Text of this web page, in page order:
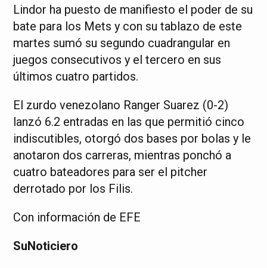
Lindor ha puesto de manifiesto el poder de su
bate para los Mets y con su tablazo de este
martes sumó su segundo cuadrangular en
juegos consecutivos y el tercero en sus
últimos cuatro partidos.
El zurdo venezolano Ranger Suarez (0-2)
lanzó 6.2 entradas en las que permitió cinco
indiscutibles, otorgó dos bases por bolas y le
anotaron dos carreras, mientras ponchó a
cuatro bateadores para ser el pitcher
derrotado por los Filis.
Con información de EFE
SuNoticiero